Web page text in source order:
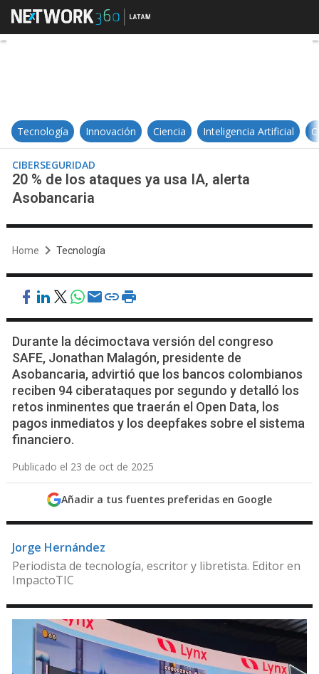
20 % de los ataques ya usa IA,
Tecnología Innovación Ciencia Inteligencia Artificial
CIBERSEGURIDAD
20 % de los ataques ya usa IA, alerta
Asobancaria
Home Tecnología
Durante la décimoctava versión del congreso
SAFE, Jonathan Malagón, presidente de
Asobancaria, advirtió que los bancos colombianos
reciben 94 ciberataques por segundo y detalló los
retos inminentes que traerán el Open Data, los
pagos inmediatos y los deepfakes sobre el sistema
financiero.
Publicado el 23 de oct de 2025
Añadir a tus fuentes preferidas en Google
Jorge Hernández
Periodista de tecnología, escritor y libretista. Editor en
ImpactoTIC